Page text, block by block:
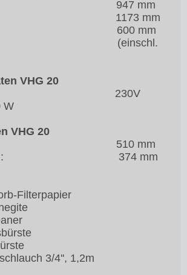
: 947 mm
: 1173 mm
: 600 mm
VHG 20
: 230V
W
VHG 20
: 510 mm
: 374 mm
Filterpapier
3/4'', 1,2m